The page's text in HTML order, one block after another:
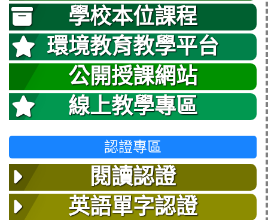
學校本位課程
環境教育教學平台
公開授課網站
線上教學專區
認證專區
閱讀認證
英語單字認證